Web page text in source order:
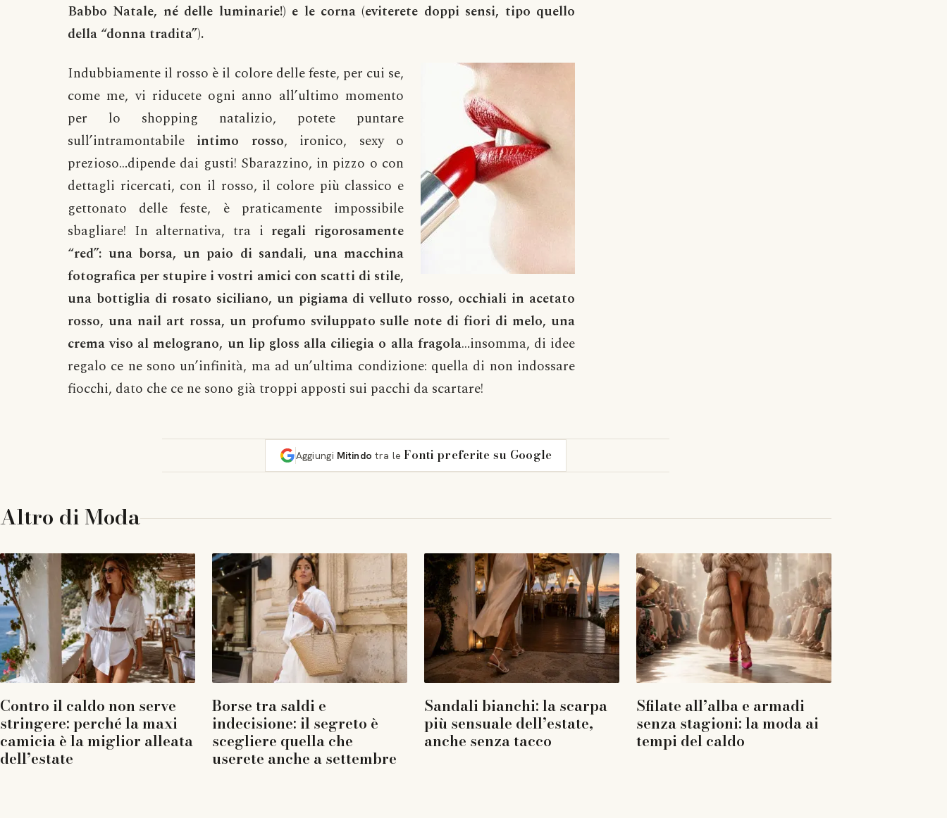
Babbo Natale, né delle luminarie!) e le corna (eviterete doppi sensi, tipo quello
della “donna tradita”).
Indubbiamente il rosso è il colore delle feste, per cui se,
come me, vi riducete ogni anno all’ultimo momento
per lo shopping natalizio, potete puntare
sull’intramontabile intimo rosso, ironico, sexy o
prezioso…dipende dai gusti! Sbarazzino, in pizzo o con
dettagli ricercati, con il rosso, il colore più classico e
gettonato delle feste, è praticamente impossibile
sbagliare! In alternativa, tra i regali rigorosamente
“red”: una borsa, un paio di sandali, una macchina
fotografica per stupire i vostri amici con scatti di stile,
una bottiglia di rosato siciliano, un pigiama di velluto rosso, occhiali in acetato
rosso, una nail art rossa, un profumo sviluppato sulle note di fiori di melo, una
crema viso al melograno, un lip gloss alla ciliegia o alla fragola…insomma, di idee
regalo ce ne sono un’infinità, ma ad un’ultima condizione: quella di non indossare
fiocchi, dato che ce ne sono già troppi apposti sui pacchi da scartare!
Aggiungi Mitindo tra le Fonti preferite su Google
Altro diModa
Contro il caldo non serve
stringere: perché la maxi
camicia è la miglior alleata
dell’estate
Borse tra saldi e
indecisione: il segreto è
scegliere quella che
userete anche a settembre
Sandali bianchi: la scarpa
più sensuale dell’estate,
anche senza tacco
Sfilate all’alba e armadi
senza stagioni: la moda ai
tempi del caldo